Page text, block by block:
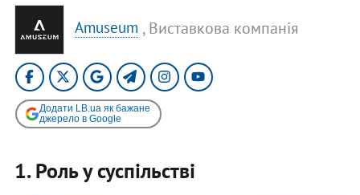
Amuseum , Виставкова компанія
Додати LB.ua як бажане
джерело в Google
1. Роль у суспільстві